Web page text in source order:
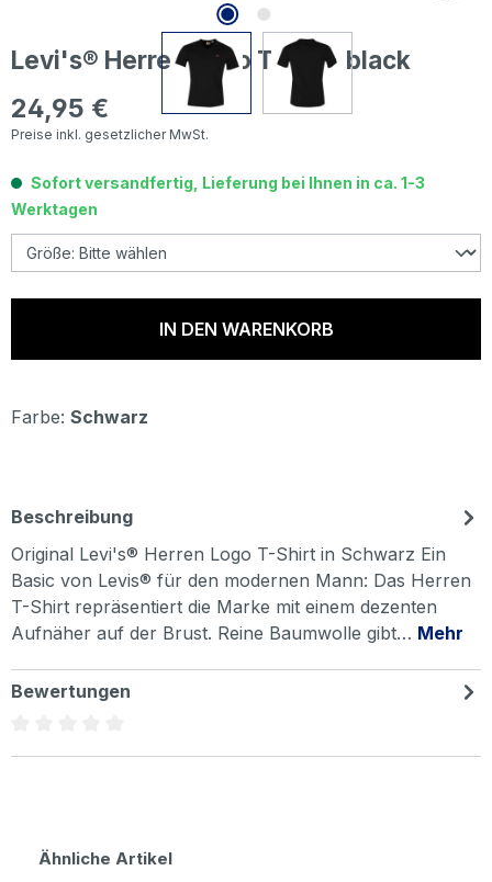
Levi's® Herren Logo T-Shirt black
Regulärer Preis:
24,95 €
Preise inkl. gesetzlicher MwSt.
Sofort versandfertig, Lieferung bei Ihnen in ca. 1-3
Werktagen
IN DEN WARENKORB
Farbe: Schwarz
Beschreibung
Original Levi's® Herren Logo T-Shirt in Schwarz Ein
Basic von Levis® für den modernen Mann: Das Herren
T-Shirt repräsentiert die Marke mit einem dezenten
Aufnäher auf der Brust. Reine Baumwolle gibt… Mehr
Bewertungen
Produktgalerie überspringen
Ähnliche Artikel